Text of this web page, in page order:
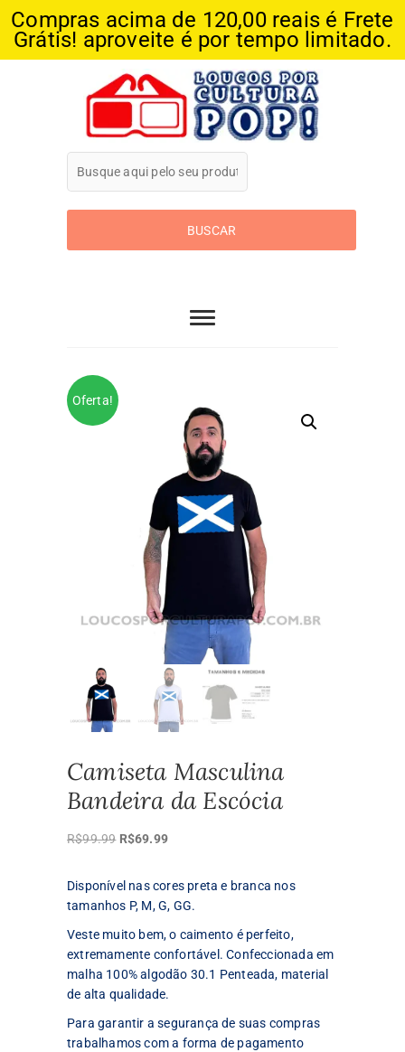
Compras acima de 120,00 reais é Frete
Grátis! aproveite é por tempo limitado.
Loucos Por
Cultura Pop
Oferta!
Camiseta Masculina
Bandeira da Escócia
R$99.99 O
original
R$69.99O
Disponível nas cores preta e branca nos
tamanhos P, M, G, GG.
Veste muito bem, o caimento é perfeito,
extremamente confortável. Confeccionada em
malha 100% algodão 30.1 Penteada, material
de alta qualidade.
Para garantir a segurança de suas compras
trabalhamos com a forma de pagamento